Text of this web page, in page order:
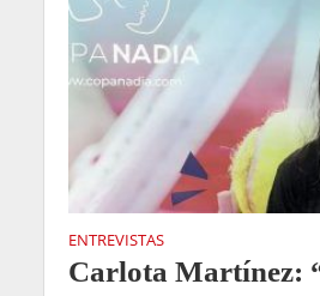
ENTREVISTAS
Carlota Martínez: